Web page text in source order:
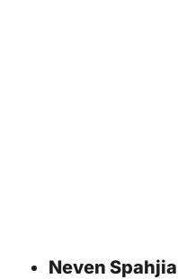
Neven Spahjia